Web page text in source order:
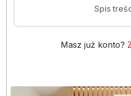
Spis
Masz już konto?